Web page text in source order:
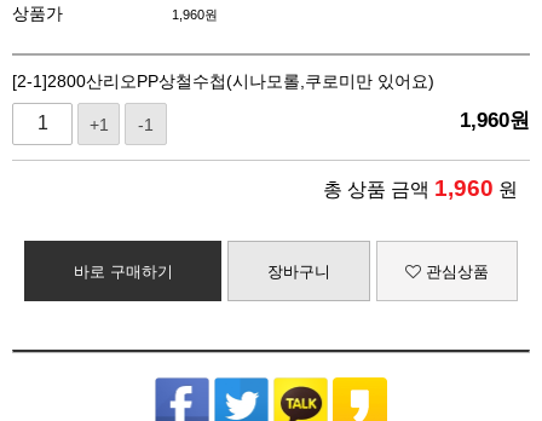
상품가 1,960원
[2-1]2800산리오PP상철수첩(시나모롤,쿠로미만 있어요)
+1 -1 1,960원
총 상품 금액 1,960 원
바로 구매하기 장바구니 관심상품